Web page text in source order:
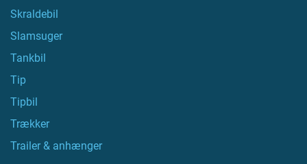
Skraldebil
Slamsuger
Tankbil
Tip
Tipbil
Trækker
Trailer & anhænger